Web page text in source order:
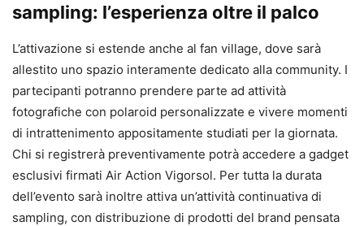
sampling: l’esperienza oltre il palco
L’attivazione si estende anche al fan village, dove sarà
allestito uno spazio interamente dedicato alla community. I
partecipanti potranno prendere parte ad attività
fotografiche con polaroid personalizzate e vivere momenti
di intrattenimento appositamente studiati per la giornata.
Chi si registrerà preventivamente potrà accedere a gadget
esclusivi firmati Air Action Vigorsol. Per tutta la durata
dell’evento sarà inoltre attiva un’attività continuativa di
sampling, con distribuzione di prodotti del brand pensata